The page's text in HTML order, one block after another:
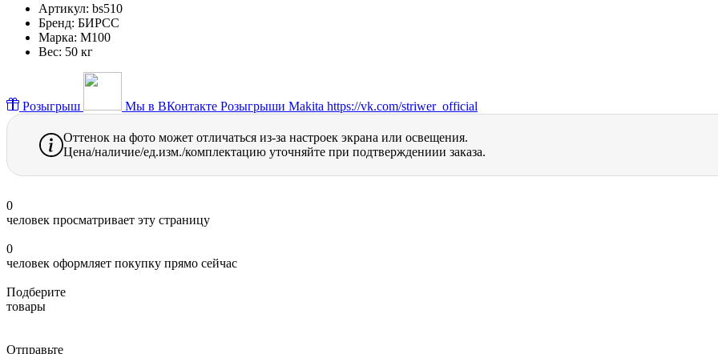
Артикул: bs510
Бренд: БИРСС
Марка: М100
Вес: 50 кг
Розыгрыш Мы в ВКонтакте Розыгрыши Makita https://vk.com/striwer_official
Оттенок на фото может отличаться из-за настроек экрана или освещения.
Цена/наличие/ед.изм./комплектацию уточняйте при подтверждениии заказа.
0
человек просматривает эту страницу
0
человек оформляет покупку прямо сейчас
Подберите
товары
Отправьте